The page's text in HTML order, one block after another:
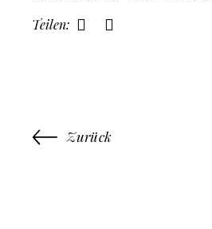
Teilen:
Zurück